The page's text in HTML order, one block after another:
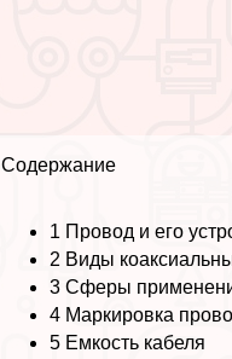
Содержание
1 Провод и его
2 Виды
3 Сферы
4 Маркировка
5 Емкость кабеля